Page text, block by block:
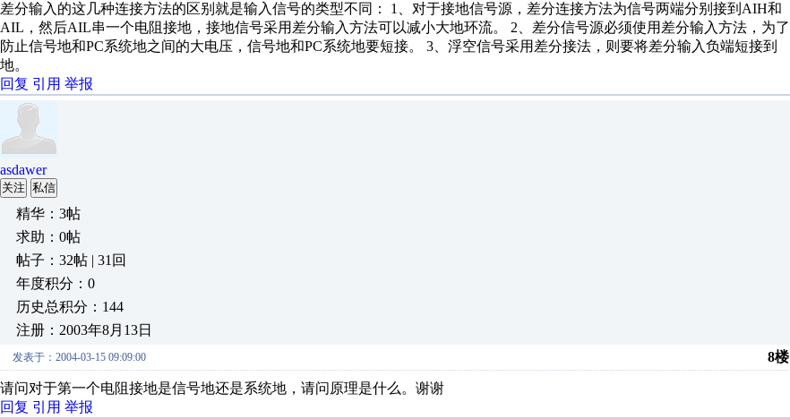
差分输入的这几种连接方法的区别就是输入信号的类型不同： 1、对于接地信号源，差分连接方法为信号两端分别接到AIH和
AIL，然后AIL串一个电阻接地，接地信号采用差分输入方法可以减小大地环流。 2、差分信号源必须使用差分输入方法，为了
防止信号地和PC系统地之间的大电压，信号地和PC系统地要短接。 3、浮空信号采用差分接法，则要将差分输入负端短接到
地。
回复 引用 举报
asdawer
关注 私信
精华：3帖
求助：0帖
帖子：32帖 | 31回
年度积分：0
历史总积分：144
注册：2003年8月13日
发表于：2004-03-15 09:09:00 8楼
请问对于第一个电阻接地是信号地还是系统地，请问原理是什么。谢谢
回复 引用 举报